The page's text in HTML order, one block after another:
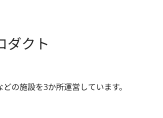
ダクト
の施設を3か所運営しています。